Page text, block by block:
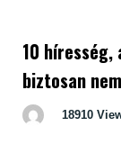
10
biztosan
18910